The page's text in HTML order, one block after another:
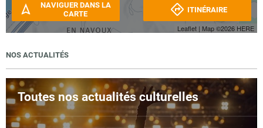
Leaflet | Map ©2026 HERE
NAVIGUER DANS LA
CARTE
ITINÉRAIRE
NOS ACTUALITÉS
Toutes nos actualités culturelles